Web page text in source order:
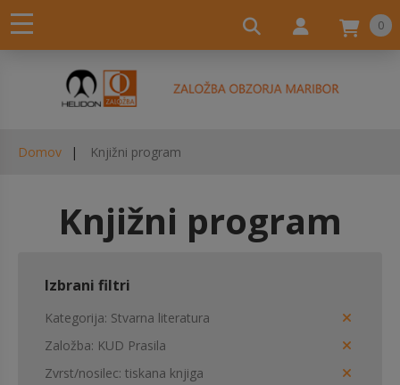
0
Domov Knjižni program
Knjižni program
Izbrani filtri
Kategorija Stvarna literatura
Založba KUD Prasila
Zvrst/nosilec tiskana knjiga